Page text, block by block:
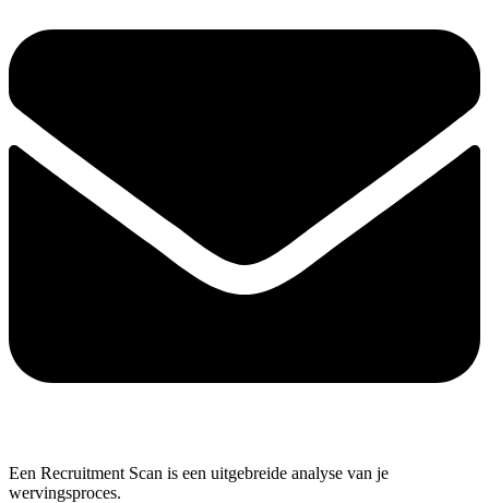
Een Recruitment Scan is een uitgebreide analyse van je
wervingsproces.